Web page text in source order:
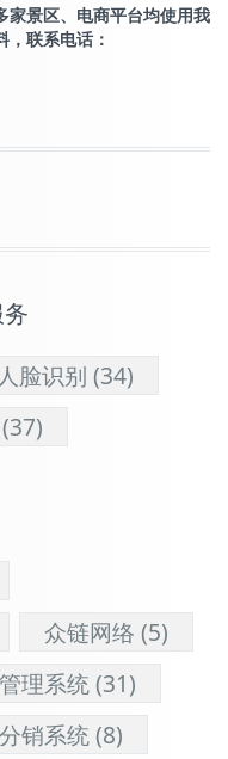
家景区、电商平台均使用我
联系电话：
人脸识别 (34)
(37)
众链网络 (5)
理系统(31)
分销系统(8)